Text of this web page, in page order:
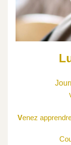
Venez